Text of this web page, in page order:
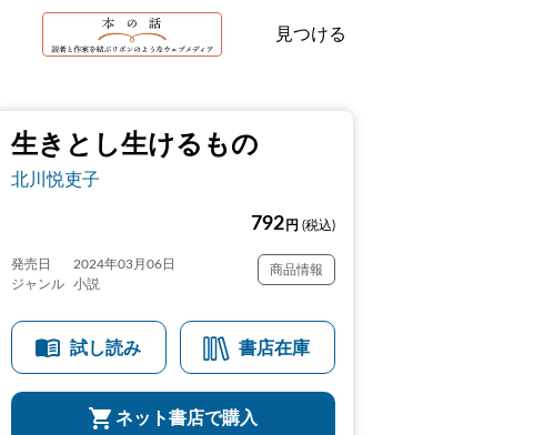
見つける
生きとし生けるもの
北川悦吏子
792 円 (税込)
発売日
2024年03月06日
ジャンル
小説
商品情報
試し読み 書店在庫
ネット書店で購入